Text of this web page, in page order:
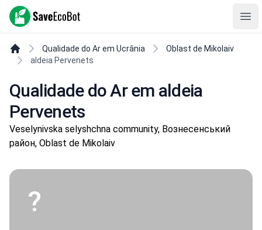
SaveEcoBot
Qualidade do Ar em Ucrânia
Oblast de Mikolaiv
aldeia Pervenets
Qualidade do Ar em aldeia
Pervenets
Veselynivska selyshchna community, Вознесенський
район, Oblast de Mikolaiv
?